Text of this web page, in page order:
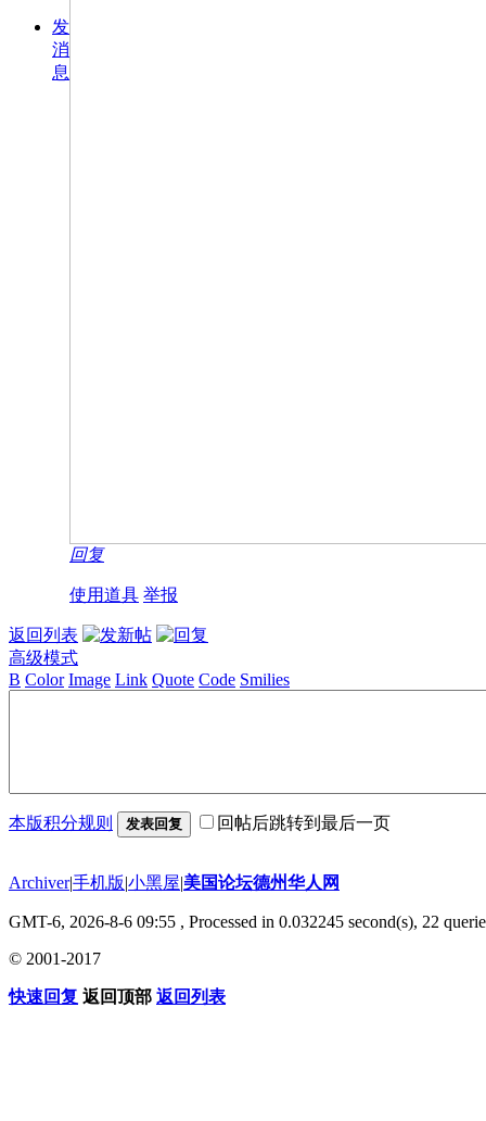
发
消
息
回复
使用道具 举报
返回列表
高级模式
B Color Image Link Quote Code Smilies
本版积分规则 发表回复 回帖后跳转到最后一页
Archiver|手机版|小黑屋|美国论坛德州华人网
GMT-6, 2026-8-6 09:55 , Processed in 0.032245 second(s), 22
© 2001-2017
快速回复 返回顶部 返回列表